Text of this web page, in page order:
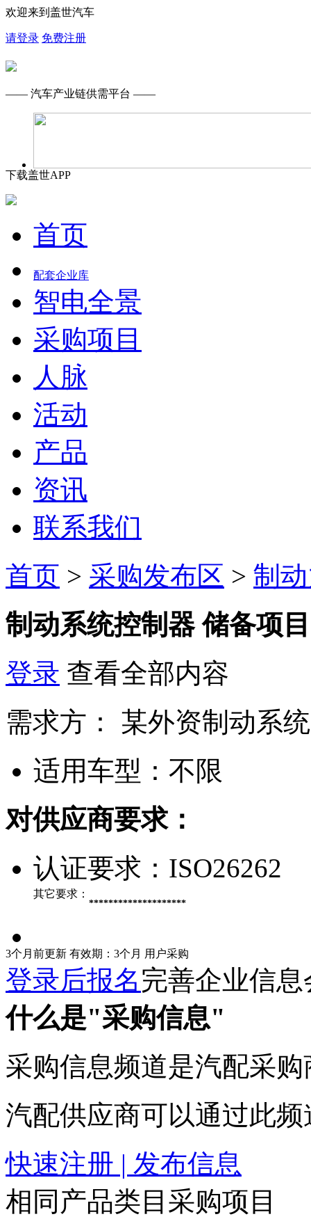
欢迎来到盖世汽车
请登录 免费注册
—— 汽车产业链供需平台 ——
下载盖世APP
首页
配套企业库
智电全景
采购项目
人脉
活动
产品
资讯
联系我们
首页 > 采购发布区 > 制
制动系统控制器 储备项目
登录 查看全部内容
需求方：
某外资制动系
适用车型： 不限
对供应商要求：
认证要求： ISO26262
其它要求：
********************
3个月前更新 有效期：3个月 用户采购
登录后报名完善企业信
什么是"采购信息"
采购信息频道是汽配采
汽配供应商可以通过此
快速注册 | 发布信息
相同产品类目采购项目